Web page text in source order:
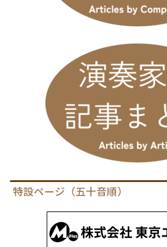
特設ページ（五十音順）